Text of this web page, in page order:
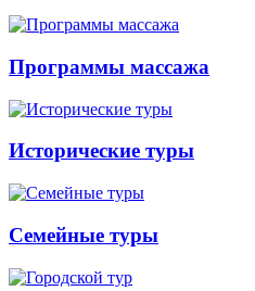
Программы массажа
Исторические туры
Семейные туры